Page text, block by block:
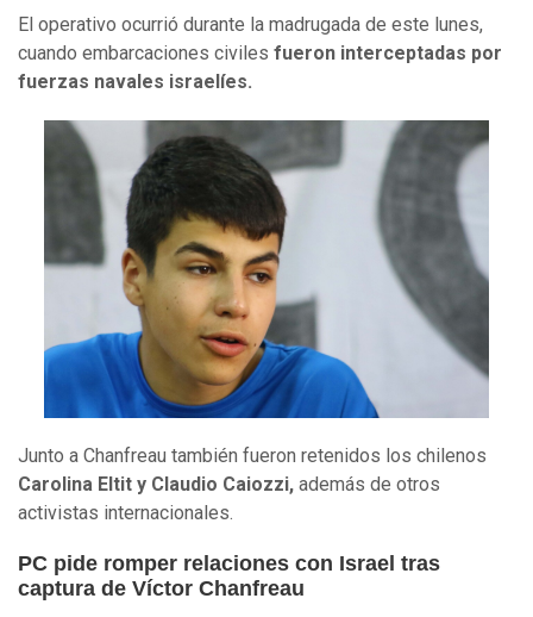
El operativo ocurrió durante la madrugada de este lunes,
cuando embarcaciones civiles fueron interceptadas por
fuerzas navales israelíes.
Junto a Chanfreau también fueron retenidos los chilenos
Carolina Eltit y Claudio Caiozzi, además de otros
activistas internacionales.
PC pide romper relaciones con Israel tras
captura de Víctor Chanfreau